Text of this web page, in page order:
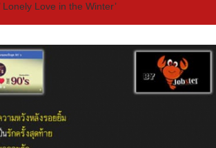
Love in the Winter’